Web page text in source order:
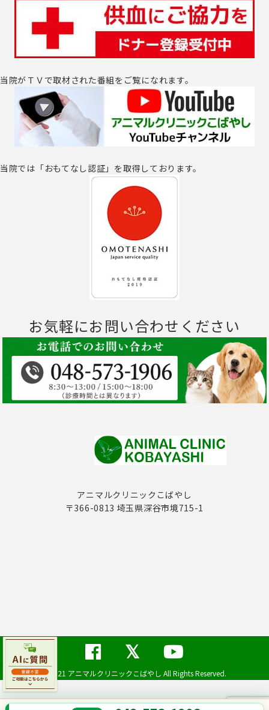
当院がＴＶで取材された番組をご覧になれます。
当院では「おもてなし認証」を取得しております。
お気軽にお問い合わせください
アニマルクリニックこばやし
〒366-0813 埼玉県深谷市境715-1
©2021 アニマルクリニックこばやし All Rights Reserved.